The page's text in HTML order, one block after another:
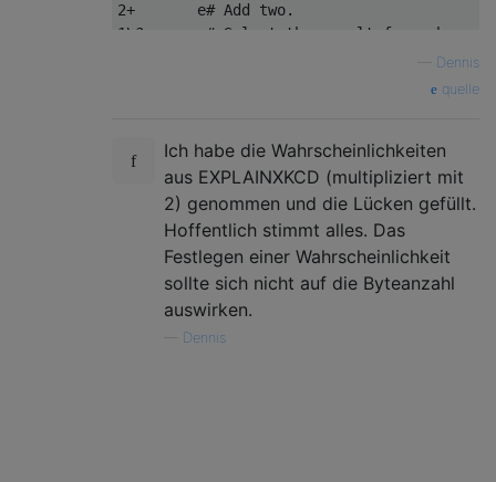
2+       e# Add two.
1\?      e# Select the result from above or
4?       e# Select the result from above or
Dennis
quelle
Ich habe die Wahrscheinlichkeiten
aus EXPLAINXKCD (multipliziert mit
2) genommen und die Lücken gefüllt.
Hoffentlich stimmt alles. Das
Festlegen einer Wahrscheinlichkeit
sollte sich nicht auf die Byteanzahl
auswirken.
Dennis